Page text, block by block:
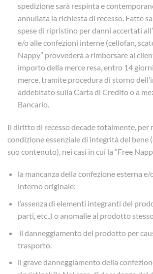
spedizione sarà respinta e
annullata la richiesta di recesso. Fatte
spese di ripristino per danni accertati
e/o alle confezioni interne (cellofan,
Nappy” provvederà a rimborsare al
importo della merce resa, entro 14
merce, tramite procedura di storno
addebitato sulla Carta di Credito o a
Bancario.
Il diritto di recesso decade totalmente, per
condizione essenziale di integrità del bene
suo contenuto), nei casi in cui la “Free
la mancanza della confezione esterna e/
interno originale;
l’assenza di elementi integranti del
parti, etc..) o anomalie al prodotto
il danneggiamento del prodotto per
trasporto.
il grave danneggiamento della